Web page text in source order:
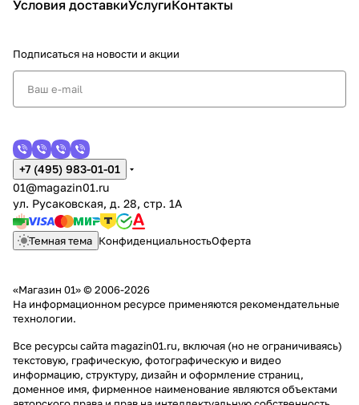
Условия доставкиУслугиКонтакты
Подписаться на новости и акции
+7 (495) 983-01-01
01@magazin01.ru
ул. Русаковская, д. 28, стр. 1А
Темная тема КонфиденциальностьОферта
«Магазин 01» © 2006-2026
На информационном ресурсе применяются рекомендательные
технологии.
Все ресурсы сайта magazin01.ru, включая (но не ограничиваясь)
текстовую, графическую, фотографическую и видео
информацию, структуру, дизайн и оформление страниц,
доменное имя, фирменное наименование являются объектами